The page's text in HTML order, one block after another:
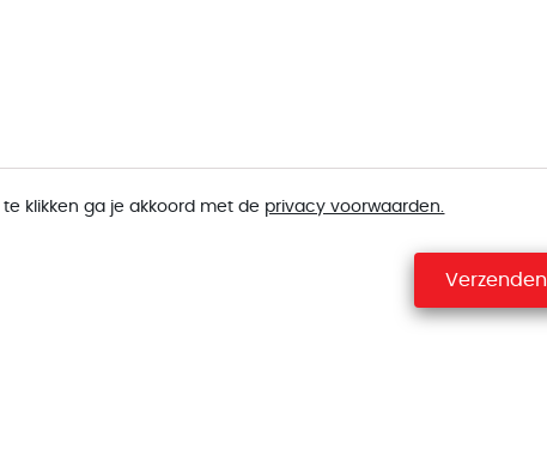
klikken ga je akkoord met de privacy voorwaarden.
Verzenden